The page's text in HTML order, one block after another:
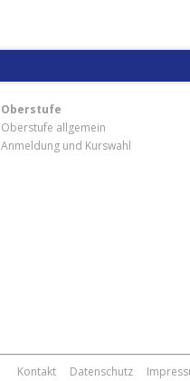
Oberstufe
Oberstufe allgemein
Anmeldung und Kurswahl
Kontakt Datenschutz